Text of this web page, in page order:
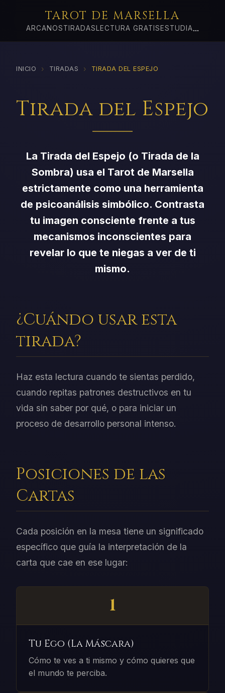
TAROT DE MARSELLA
ARCANOSTIRADAS LECTURA GRATIS ESTUDIA...
INICIO › TIRADAS › TIRADA DEL ESPEJO
Tirada del Espejo
La Tirada del Espejo (o Tirada de la
Sombra) usa el Tarot de Marsella
estrictamente como una herramienta
de psicoanálisis simbólico. Contrasta
tu imagen consciente frente a tus
mecanismos inconscientes para
revelar lo que te niegas a ver de ti
mismo.
¿Cuándo usar esta
tirada?
Haz esta lectura cuando te sientas perdido,
cuando repitas patrones destructivos en tu
vida sin saber por qué, o para iniciar un
proceso de desarrollo personal intenso.
Posiciones de las
Cartas
Cada posición en la mesa tiene un significado
específico que guía la interpretación de la
carta que cae en ese lugar:
1
Tu Ego (La Máscara)
Cómo te ves a ti mismo y cómo quieres que
el mundo te perciba.